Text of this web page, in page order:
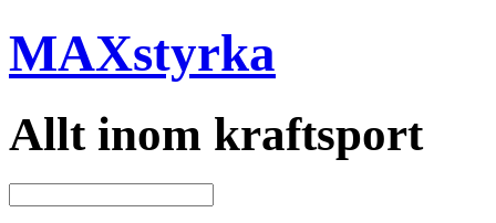
MAXstyrka
Allt inom kraftsport